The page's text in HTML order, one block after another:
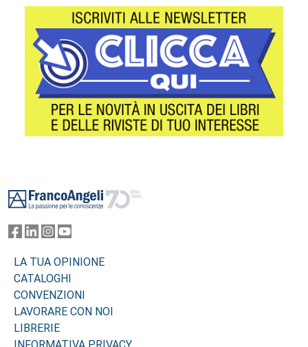
LA TUA OPINIONE
CATALOGHI
CONVENZIONI
LAVORARE CON NOI
LIBRERIE